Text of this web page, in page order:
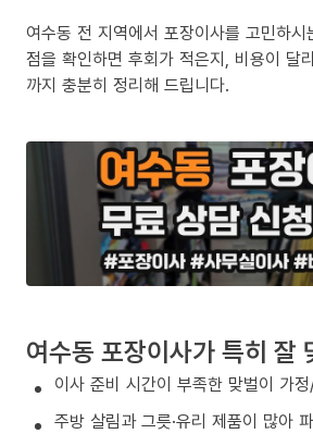
여수동 전 지역에서 포장이사를 고민하
점을 확인하면 후회가 적은지, 비용이 달
까지 충분히 정리해 드립니다.
여수동 포장이사가 특히 잘
이사 준비 시간이 부족한 맞벌이 가
주방 살림과 그릇·유리 제품이 많아